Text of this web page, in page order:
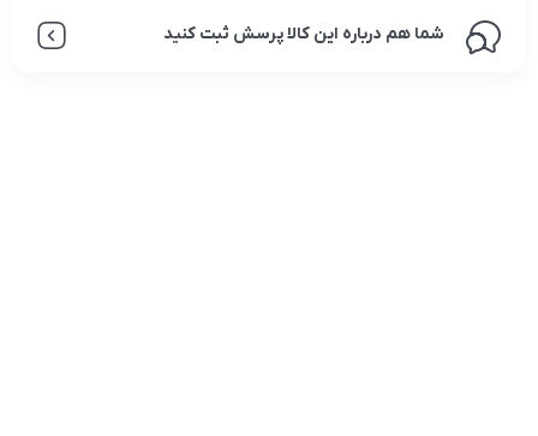
شما هم درباره این کالا پرسش ثبت کنید